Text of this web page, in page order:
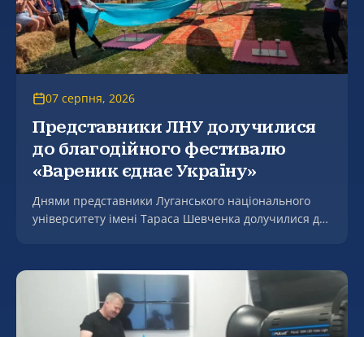
07 серпня, 2026
Представники ЛНУ долучилися
до благодійного фестивалю
«Вареник єднає Україну»
Днями представники Луганського національного
університету імені Тараса Шевченка долучилися до
щедрого столу» на підтримку Збройних Сил України
– фестивалю «Вареник єднає Україну», який відбувся
в селі Мгар на мальовничому березі річки Сула.